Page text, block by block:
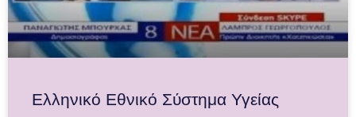
Ελληνικό Εθνικό Σύστημα Υγείας